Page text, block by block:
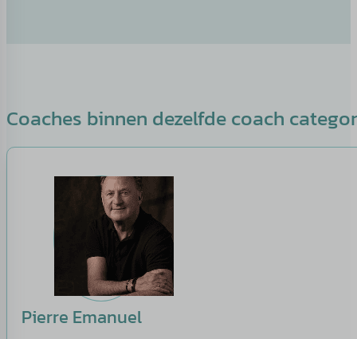
Coaches binnen dezelfde coach
Pierre Emanuel